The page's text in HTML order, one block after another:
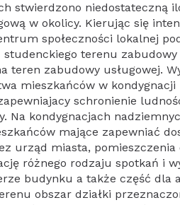
stwierdzono niedostateczną
w okolicy. Kierując się
społeczności lokalnej
terenu zabudowy
teren zabudowy usługowej.
mieszkańców w
schronienie
Na kondygnacjach
mające zapewniać
urząd miasta, pomieszczenia
różnego rodzaju spotkań i
budynku a także część dla
obszar działki